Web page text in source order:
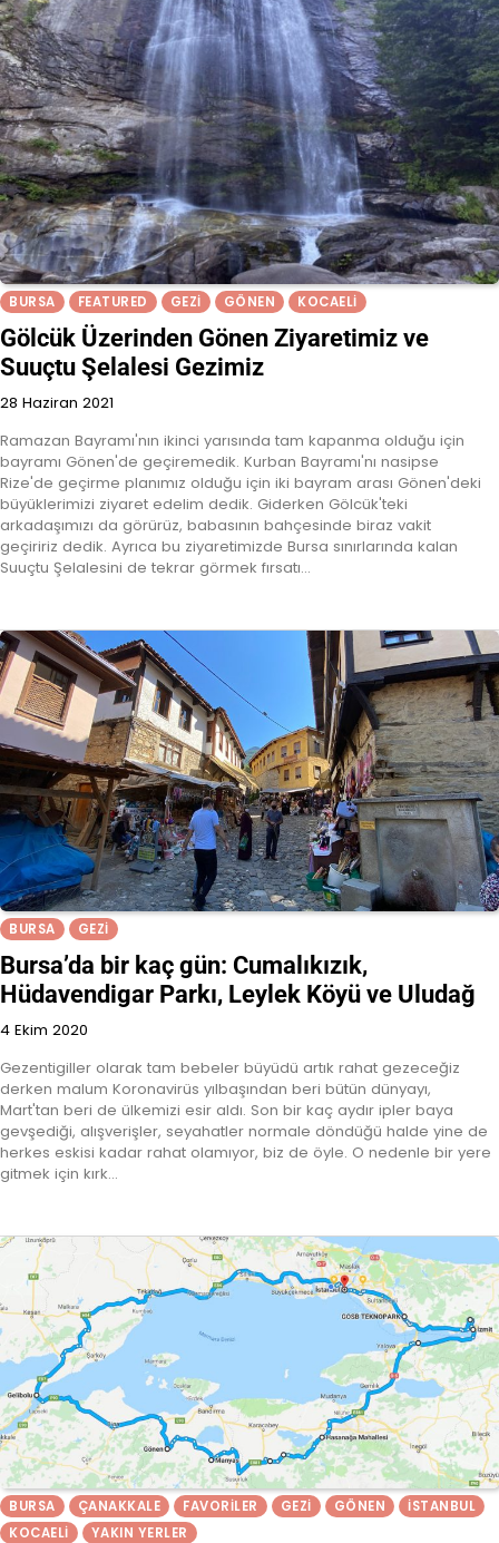
BURSA FEATURED GEZI GÖNEN KOCAELI
Gölcük Üzerinden Gönen Ziyaretimiz ve
Suuçtu Şelalesi Gezimiz
28 Haziran 2021
Ramazan Bayramı'nın ikinci yarısında tam kapanma olduğu için
bayramı Gönen'de geçiremedik. Kurban Bayramı'nı nasipse
Rize'de geçirme planımız olduğu için iki bayram arası Gönen'deki
büyüklerimizi ziyaret edelim dedik. Giderken Gölcük'teki
arkadaşımızı da görürüz, babasının bahçesinde biraz vakit
geçiririz dedik. Ayrıca bu ziyaretimizde Bursa sınırlarında kalan
Suuçtu Şelalesini de tekrar görmek fırsatı…
BURSA GEZI
Bursa’da bir kaç gün: Cumalıkızık,
Hüdavendigar Parkı, Leylek Köyü ve Uludağ
4 Ekim 2020
Gezentigiller olarak tam bebeler büyüdü artık rahat gezeceğiz
derken malum Koronavirüs yılbaşından beri bütün dünyayı,
Mart'tan beri de ülkemizi esir aldı. Son bir kaç aydır ipler baya
gevşediği, alışverişler, seyahatler normale döndüğü halde yine de
herkes eskisi kadar rahat olamıyor, biz de öyle. O nedenle bir yere
gitmek için kırk…
BURSA ÇANAKKALE FAVORILER GEZI GÖNEN
İSTANBUL
KOCAELI
YAKIN YERLER